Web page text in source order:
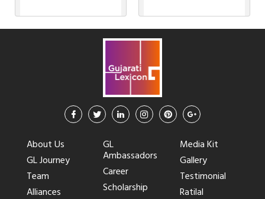
About Us
GL Journey
Team
Alliances
GL
Ambassadors
Career
Scholarship
Media Kit
Gallery
Testimonial
Ratilal